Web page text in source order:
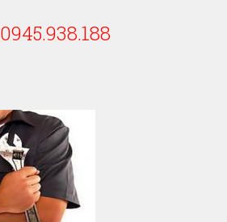
0945.938.188